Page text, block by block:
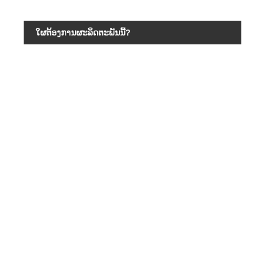
ໃຜຕ້ອງການຜະລິດຕະພັນນີ້?